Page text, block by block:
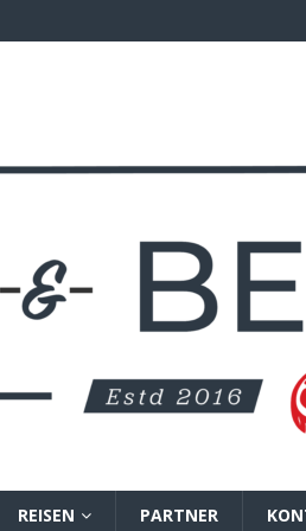
REISEN PARTNER